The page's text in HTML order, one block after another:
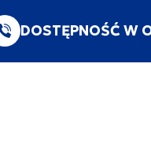
DOSTĘPNOŚĆ W